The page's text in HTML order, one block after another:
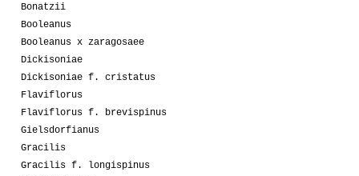
Bonatzii
Booleanus
Booleanus x zaragosaee
Dickisoniae
Dickisoniae f. cristatus
Flaviflorus
Flaviflorus f. brevispinus
Gielsdorfianus
Gracilis
Gracilis f. longispinus